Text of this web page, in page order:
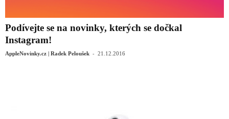
Podívejte se na novinky, kterých se dočkal
Instagram!
AppleNovinky.cz | Radek Peloušek - 21.12.2016